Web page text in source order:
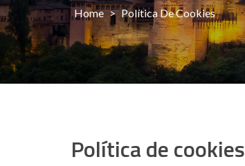
Home > Política De Cookies
Política de cookies